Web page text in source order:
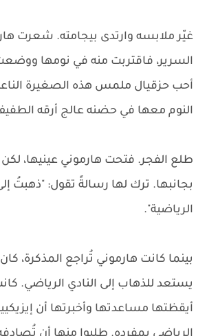
غيّر ملابسه وارتدى بيجامته. شعرت
السرير، فاقتربت منه في نومها
أحب حزقيال ملمس هذه الصغيرة
النوم معها في حضنه عالج أرقه
طلع الفجر. فتحت هارموني عينيها،
بجانبها. ترك لها رسالةً تقول: "ذهبتُ
الرياضية".
بينما كانت هارموني تُراجع المذكرة،
يستعد للذهاب إلى النادي الرياضي.
أيقظتها مساعدتها وأخبرتها أن